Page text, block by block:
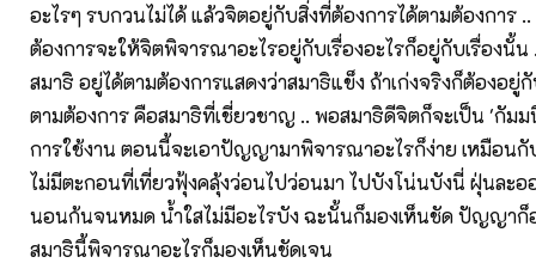
อะไรๆ รบกวนไม่ได้ แล้วจิตอยู่กับสิ่งที่ต้องการได้ตามต้องการ ..
ต้องการจะให้จิตพิจารณาอะไรอยู่กับเรื่องอะไรก็อยู่กับเรื่องนั้น
สมาธิ อยู่ได้ตามต้องการแสดงว่าสมาธิแข็ง ถ้าเก่งจริงก็ต้องอยู่
ตามต้องการ คือสมาธิที่เชี่ยวชาญ .. พอสมาธิดีจิตก็จะเป็น 'กัมม
การใช้งาน ตอนนี้จะเอาปัญญามาพิจารณาอะไรก็ง่าย เหมือนกั
ไม่มีตะกอนที่เที่ยวฟุ้งคลุ้งว่อนไปว่อนมา ไปบังโน่นบังนี่ ฝุ่นละอ
นอนก้นจนหมด น้ำใสไม่มีอะไรบัง ฉะนั้นก็มองเห็นชัด ปัญญาก็
สมาธินี้พิจารณาอะไรก็มองเห็นชัดเจน